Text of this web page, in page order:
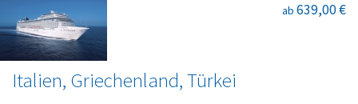
Italien, Griechenland, Türkei
ab 639,00 €